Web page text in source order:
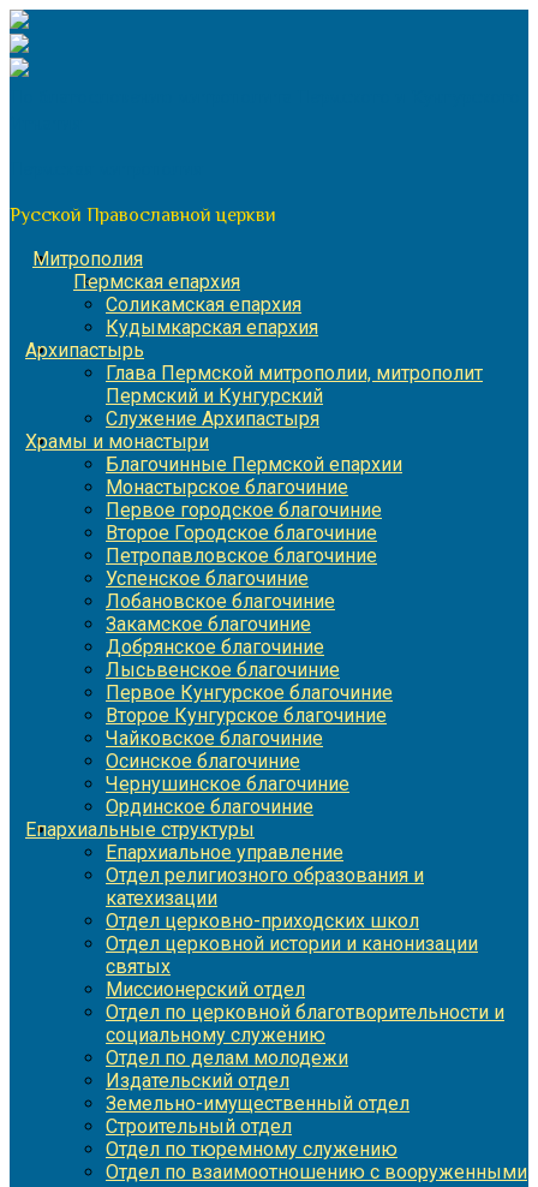
Перейти
к
содержимому
Русской Православной церкви
Митрополия
Пермская епархия
Соликамская епархия
Кудымкарская епархия
Архипастырь
Глава Пермской митрополии, митрополит
Пермский и Кунгурский
Служение Архипастыря
Храмы и монастыри
Благочинные Пермской епархии
Монастырское благочиние
Первое городское благочиние
Второе Городское благочиние
Петропавловское благочиние
Успенское благочиние
Лобановское благочиние
Закамское благочиние
Добрянское благочиние
Лысьвенское благочиние
Первое Кунгурское благочиние
Второе Кунгурское благочиние
Чайковское благочиние
Осинское благочиние
Чернушинское благочиние
Ординское благочиние
Епархиальные структуры
Епархиальное управление
Отдел религиозного образования и
катехизации
Отдел церковно-приходских школ
Отдел церковной истории и канонизации
святых
Миссионерский отдел
Отдел по церковной благотворительности и
социальному служению
Отдел по делам молодежи
Издательский отдел
Земельно-имущественный отдел
Строительный отдел
Отдел по тюремному служению
Отдел по взаимоотношению с вооруженными